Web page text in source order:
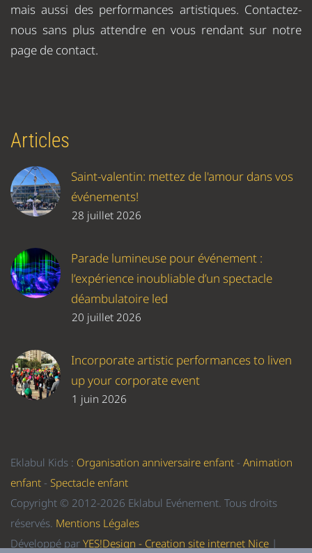
mais aussi des performances artistiques. Contactez-
nous sans plus attendre en vous rendant sur notre
page de contact.
Articles
Saint-valentin: mettez de l'amour dans vos
événements!
28 juillet 2026
Parade lumineuse pour événement :
l’expérience inoubliable d’un spectacle
déambulatoire led
20 juillet 2026
Incorporate artistic performances to liven
up your corporate event
1 juin 2026
Eklabul Kids : Organisation anniversaire enfant - Animation
enfant - Spectacle enfant
Copyright © 2012-2026 Eklabul Evénement. Tous droits
réservés. Mentions Légales
Développé par YES!Design - Creation site internet Nice |